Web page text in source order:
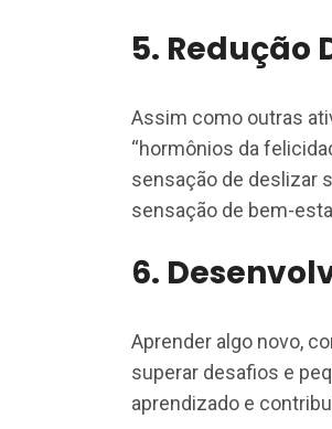
5. Redução
Assim como outras
“hormônios da
sensação de deslizar
sensação de bem-
6.
Aprender algo novo,
superar desafios e
aprendizado e